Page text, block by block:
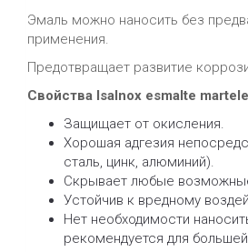
Эмаль можно наносить без
применения.
Предотвращает развитие
Свойства Isalnox esmalte
Защищает от окисления.
Хорошая адгезия
сталь, цинк, алюминий).
Скрывает любые
Устойчив к вредному
Нет необходимости
рекомендуется для